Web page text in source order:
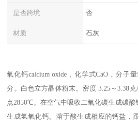
是否跨境 否
材质 石灰
氧化钙calcium oxide，化学式CaO，分子
分。白色立方晶体粉末。密度 3.25～3.38
点2850℃。在空气中吸收二氧化碳生成碳
生成氢氧化钙。溶于酸生成相应的钙盐，